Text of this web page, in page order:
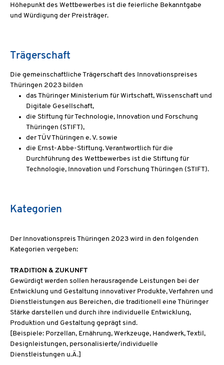
Höhepunkt des Wettbewerbes ist die feierliche Bekanntgabe
und Würdigung der Preisträger.
Trägerschaft
Die gemeinschaftliche Trägerschaft des Innovationspreises
Thüringen 2023 bilden
das Thüringer Ministerium für Wirtschaft, Wissenschaft und
Digitale Gesellschaft,
die Stiftung für Technologie, Innovation und Forschung
Thüringen (STIFT),
der TÜV Thüringen e. V. sowie
die Ernst-Abbe-Stiftung. Verantwortlich für die
Durchführung des Wettbewerbes ist die Stiftung für
Technologie, Innovation und Forschung Thüringen (STIFT).
Kategorien
Der Innovationspreis Thüringen 2023 wird in den folgenden
Kategorien vergeben:
TRADITION & ZUKUNFT
Gewürdigt werden sollen herausragende Leistungen bei der
Entwicklung und Gestaltung innovativer Produkte, Verfahren und
Dienstleistungen aus Bereichen, die traditionell eine Thüringer
Stärke darstellen und durch ihre individuelle Entwicklung,
Produktion und Gestaltung geprägt sind.
[Beispiele: Porzellan, Ernährung, Werkzeuge, Handwerk, Textil,
Designleistungen, personalisierte/individuelle
Dienstleistungen u.Ä.]